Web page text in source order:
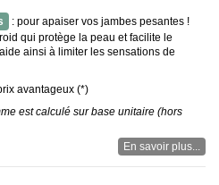
: pour apaiser vos jambes pesantes !
qui protège la peau et facilite le
ainsi à limiter les sensations de
avantageux (*)
est calculé sur base unitaire (hors
En savoir plus...